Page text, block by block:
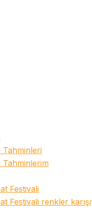
Tahminleri
Tahminlerim
Festivali
Festivali renkler